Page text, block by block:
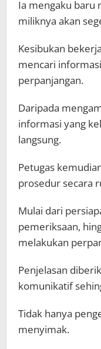
Ia mengaku baru
miliknya akan
Kesibukan
mencari
perpanjangan.
Daripada
informasi yang
langsung.
Petugas
prosedur secara
Mulai dari
pemeriksaan,
melakukan
Penjelasan
komunikatif
Tidak hanya
menyimak.